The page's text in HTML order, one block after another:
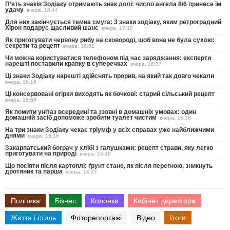
П’ять знаків Зодіаку отримають знак долі: число ангела 8/6 принесе їм
удачу вчера, 18:44
Для них закінчується темна смуга: 3 знаки зодіаку, яким ретроградний
Хірон подарує щасливий шанс вчера, 17:15
Як приготувати червону рибу на сковороді, щоб вона не була сухою:
секрети та рецепт вчера, 16:51
Чи можна користуватися телефоном під час заряджання: експерти
нарешті поставили крапку в суперечках вчера, 16:37
Ці знаки Зодіаку нарешті здійснять прорив, на який так довго чекали
вчера, 16:16
Ці консервовані огірки виходять як бочкові: старий сільський рецепт
вчера, 15:50
Як помити унітаз всередині та ззовні в домашніх умовах: один
домашній засіб допоможе зробити туалет чистим вчера, 15:36
На три знаки Зодіаку чекає тріумф у всіх справах уже найближчими
днями вчера, 15:16
Закарпатський бограч у хлібі з галушками: рецепт страви, яку легко
приготувати на природі вчера, 14:49
Що посіяти після картоплі: ґрунт стане, як після перегною, зникнуть
дротяник та парша вчера, 14:37
Політика Бізнес Колонки Кабінет директора
Життя і стиль Фоторепортажі Відео Ітоги